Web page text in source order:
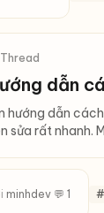
dẫn
hướng dẫn
sửa rất nhanh.
minhdev 💬 1